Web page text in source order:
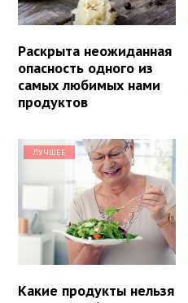
Раскрыта неожиданная
опасность одного из
самых любимых нами
продуктов
ЛУЧШЕЕ
Какие продукты нельзя